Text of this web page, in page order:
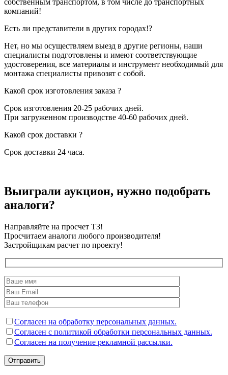
компаний!
Есть ли представители в других городах!?
Нет, но мы осуществляем выезд в другие регионы, наши
специалисты подготовлены и имеют соответствующие
удостоверения, все материалы и инструмент необходимый для
монтажа специалисты привозят с собой.
Какой срок изготовления заказа ?
Срок изготовления 20-25 рабочих дней.
При загруженном производстве 40-60 рабочих дней.
Какой срок доставки ?
Срок доставки 24 часа.
Выиграли аукцион, нужно подобрать
аналоги?
Направляйте на просчет ТЗ!
Просчитаем аналоги любого производителя!
Застройщикам расчет по проекту!
Согласен на обработку персональных данных.
Согласен с политикой обработки персональных данных.
Согласен на получение рекламной рассылки.
Отправить